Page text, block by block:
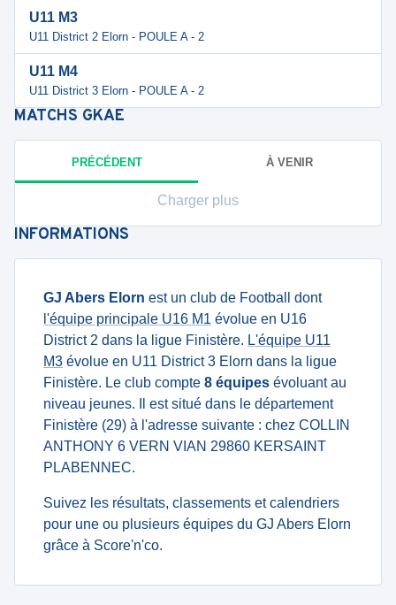
U11 M3
U11 District 2 Elorn - POULE A - 2
U11 M4
U11 District 3 Elorn - POULE A - 2
MATCHS GKAE
PRÉCÉDENT À VENIR
Charger plus
INFORMATIONS
GJ Abers Elorn est un club de Football dont
l'équipe principale U16 M1 évolue en U16
District 2 dans la ligue Finistère. L'équipe U11
M3 évolue en U11 District 3 Elorn dans la ligue
Finistère. Le club compte 8 équipes évoluant au
niveau jeunes. Il est situé dans le département
Finistère (29) à l'adresse suivante : chez COLLIN
ANTHONY 6 VERN VIAN 29860 KERSAINT
PLABENNEC.
Suivez les résultats, classements et calendriers
pour une ou plusieurs équipes du GJ Abers Elorn
grâce à Score'n'co.